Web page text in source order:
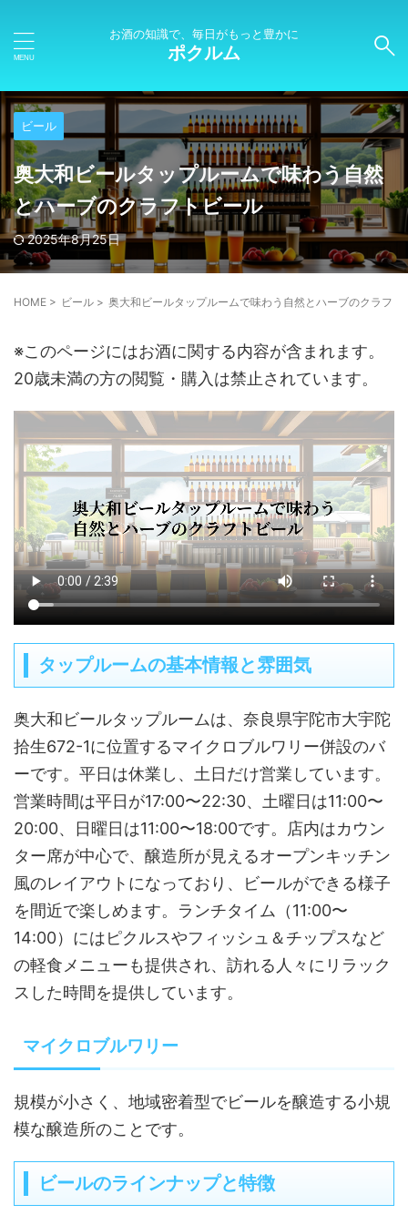
お酒の知識で、毎日がもっと豊かに
ポクルム
ビール
奥大和ビールタップルームで味わう自然
とハーブのクラフトビール
2025年8月25日
HOME > ビール > 奥大和ビールタップルームで味わう自然とハーブのクラフト
※このページにはお酒に関する内容が含まれます。
20歳未満の方の閲覧・購入は禁止されています。
タップルームの基本情報と雰囲気
奥大和ビールタップルームは、奈良県宇陀市大宇陀
拾生672-1に位置するマイクロブルワリー併設のバ
ーです。平日は休業し、土日だけ営業しています。
営業時間は平日が17:00〜22:30、土曜日は11:00〜
20:00、日曜日は11:00〜18:00です。店内はカウン
ター席が中心で、醸造所が見えるオープンキッチン
風のレイアウトになっており、ビールができる様子
を間近で楽しめます。ランチタイム（11:00〜
14:00）にはピクルスやフィッシュ＆チップスなど
の軽食メニューも提供され、訪れる人々にリラック
スした時間を提供しています。
マイクロブルワリー
規模が小さく、地域密着型でビールを醸造する小規
模な醸造所のことです。
ビールのラインナップと特徴